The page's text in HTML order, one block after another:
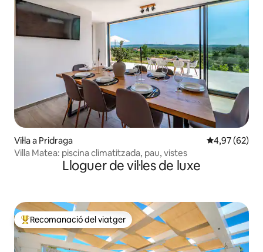
Vil·la a Pridraga 4,97 de
4,97 (62)
Villa Matea: piscina climatitzada, pau, vistes
Lloguer de vil·les de luxe
Principals recomanacions dels viatgers
Recomanació del viatger